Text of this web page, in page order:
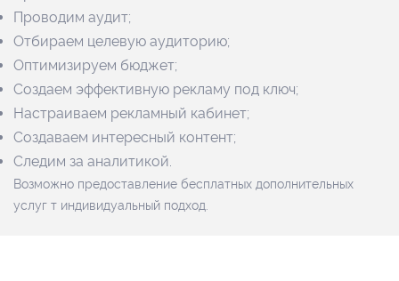
Проводим аудит;
Отбираем целевую аудиторию;
Оптимизируем бюджет;
Создаем эффективную рекламу под ключ;
Настраиваем рекламный кабинет;
Создаваем интересный контент;
Следим за аналитикой.
Возможно предоставление бесплатных дополнительных
услуг т индивидуальный подход.